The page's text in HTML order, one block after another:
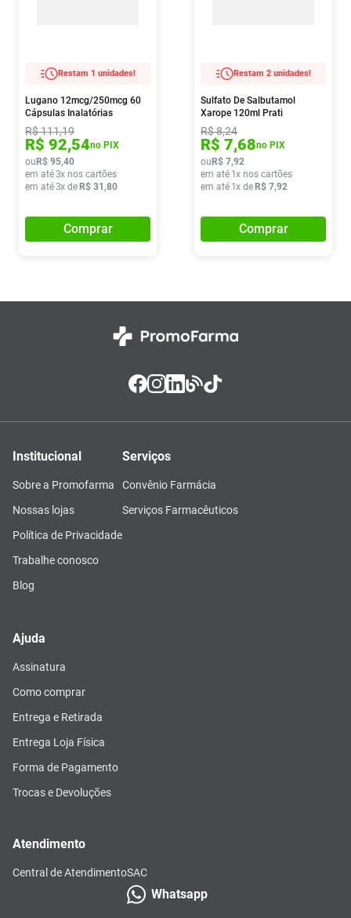
Restam 1 unidades!
Lugano 12mcg/250mcg 60
Cápsulas Inalatórias
R$111,19
R$ 92,54no PIX
ou R$ 95,40
em até3x nos cartões
em até3x de R$ 31 ,80
Comprar
Restam 2 unidades!
Sulfato De Salbutamol
Xarope 120ml Prati
R$8,24
R$ 7,68no PIX
ou R$ 7,92
em até 1x nos cartões
em até 1x de R$ 7,92
Comprar
Institucional
Sobre a Promofarma
Nossas lojas
Política de Privacidade
Trabalhe conosco
Blog
Serviços
Convênio Farmácia
Serviços Farmacêuticos
Ajuda
Assinatura
Como comprar
Entrega e Retirada
Entrega Loja Física
Forma de Pagamento
Trocas e Devoluções
Atendimento
Central de AtendimentoSAC
Whatsapp